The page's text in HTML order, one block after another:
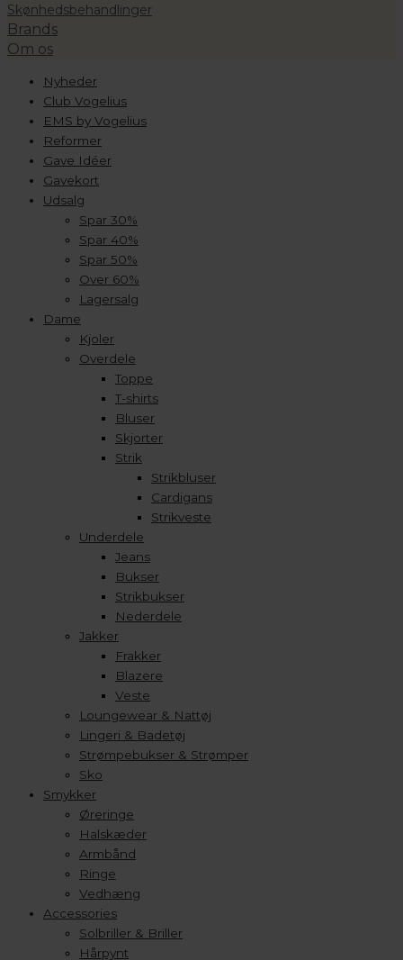
Skønhedsbehandlinger
Brands
Om os
Nyheder
Club Vogelius
EMS by Vogelius
Reformer
Gave Idéer
Gavekort
Udsalg
Spar 30%
Spar 40%
Spar 50%
Over 60%
Lagersalg
Dame
Kjoler
Overdele
Toppe
T-shirts
Bluser
Skjorter
Strik
Strikbluser
Cardigans
Strikveste
Underdele
Jeans
Bukser
Strikbukser
Nederdele
Jakker
Frakker
Blazere
Veste
Loungewear & Nattøj
Lingeri & Badetøj
Strømpebukser & Strømper
Sko
Smykker
Øreringe
Halskæder
Armbånd
Ringe
Vedhæng
Accessories
Solbriller & Briller
Hårpynt